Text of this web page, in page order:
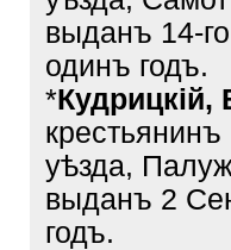
выданъ 14-
одинъ годъ.
*Кудрицкій,
уѣзда,
выданъ 2
годъ.